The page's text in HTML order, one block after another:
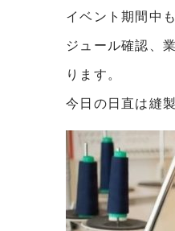
イベント期間中
ジュール確認、
ります。
今日の日直は縫